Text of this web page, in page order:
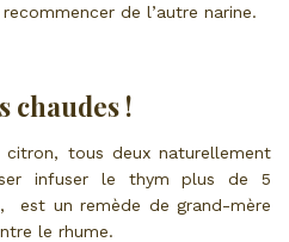
de l’autre narine.
chaudes !
tous deux naturellement
infuser le thym plus de 5
, est un remède de grand-mère
le rhume.